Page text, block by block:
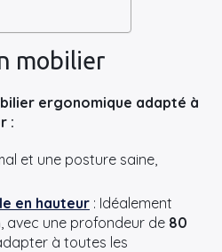
mobilier
ergonomique adapté à
:
et une posture saine,
en hauteur : Idéalement
, avec une profondeur de 80
à toutes les